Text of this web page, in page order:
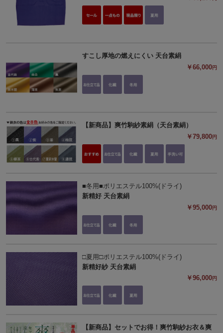
すこし厚地の燃えにくい 天台素絹
￥66,000円
【新商品】爽竹駒紗素絹（天台素絹）
￥79,800円
■冬用■ポリエステル100%(ドライ)
新精好 天台素絹
￥95,000円
□夏用□ポリエステル100%(ドライ)
新精好紗 天台素絹
￥96,000円
【新商品】セットでお得！爽竹駒紗お衣＆爽